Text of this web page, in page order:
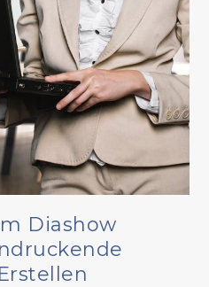
Diashow